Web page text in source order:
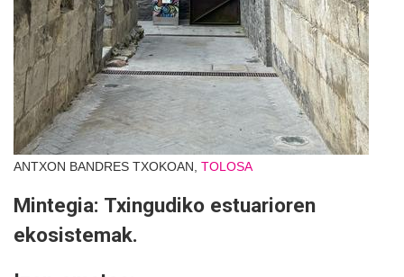
ANTXON BANDRES TXOKOAN, TOLOSA
Mintegia: Txingudiko estuarioren
ekosistemak.